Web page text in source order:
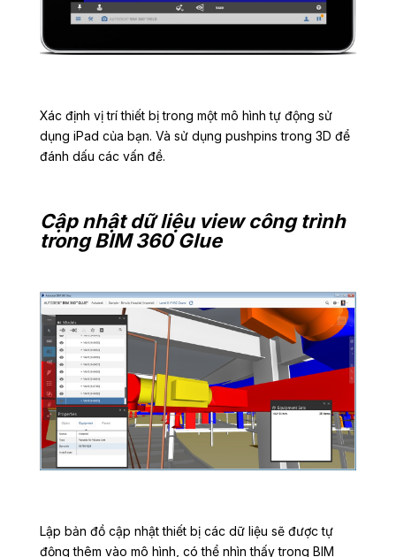
Xác định vị trí thiết bị trong một mô hình tự động sử
dụng iPad của bạn. Và sử dụng pushpins trong 3D để
đánh dấu các vấn đề.
Cập nhật dữ liệu view công trình
trong BIM 360 Glue
Lập bản đồ cập nhật thiết bị các dữ liệu sẽ được tự
động thêm vào mô hình, có thể nhìn thấy trong BIM